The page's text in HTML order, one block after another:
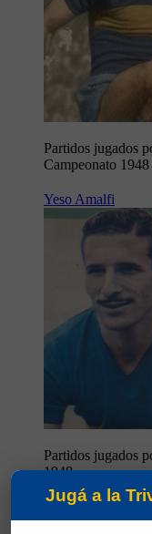
Partidos jugados
Campeonato 1948
Yeso Amalfi
Partidos jugados
1948
Gómez Sánchez,
Jugá a la